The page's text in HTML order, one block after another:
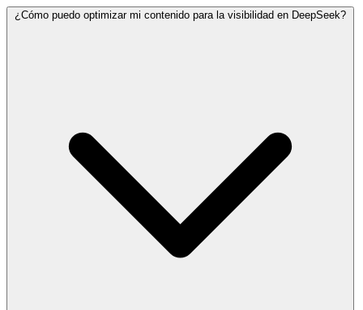
¿Cómo puedo optimizar mi contenido para la visibilidad en DeepSeek?